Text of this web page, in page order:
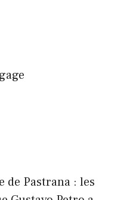
de Pastrana : les